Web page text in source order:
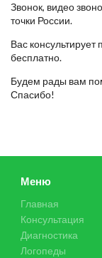
Звонок, видео
точки России.
Вас
бесплатно.
Будем рады вам
Спасибо!
Меню
Главная
Консультация
Диагностика
Логопеды